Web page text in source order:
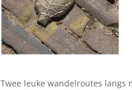
Twee leuke wandelroutes langs